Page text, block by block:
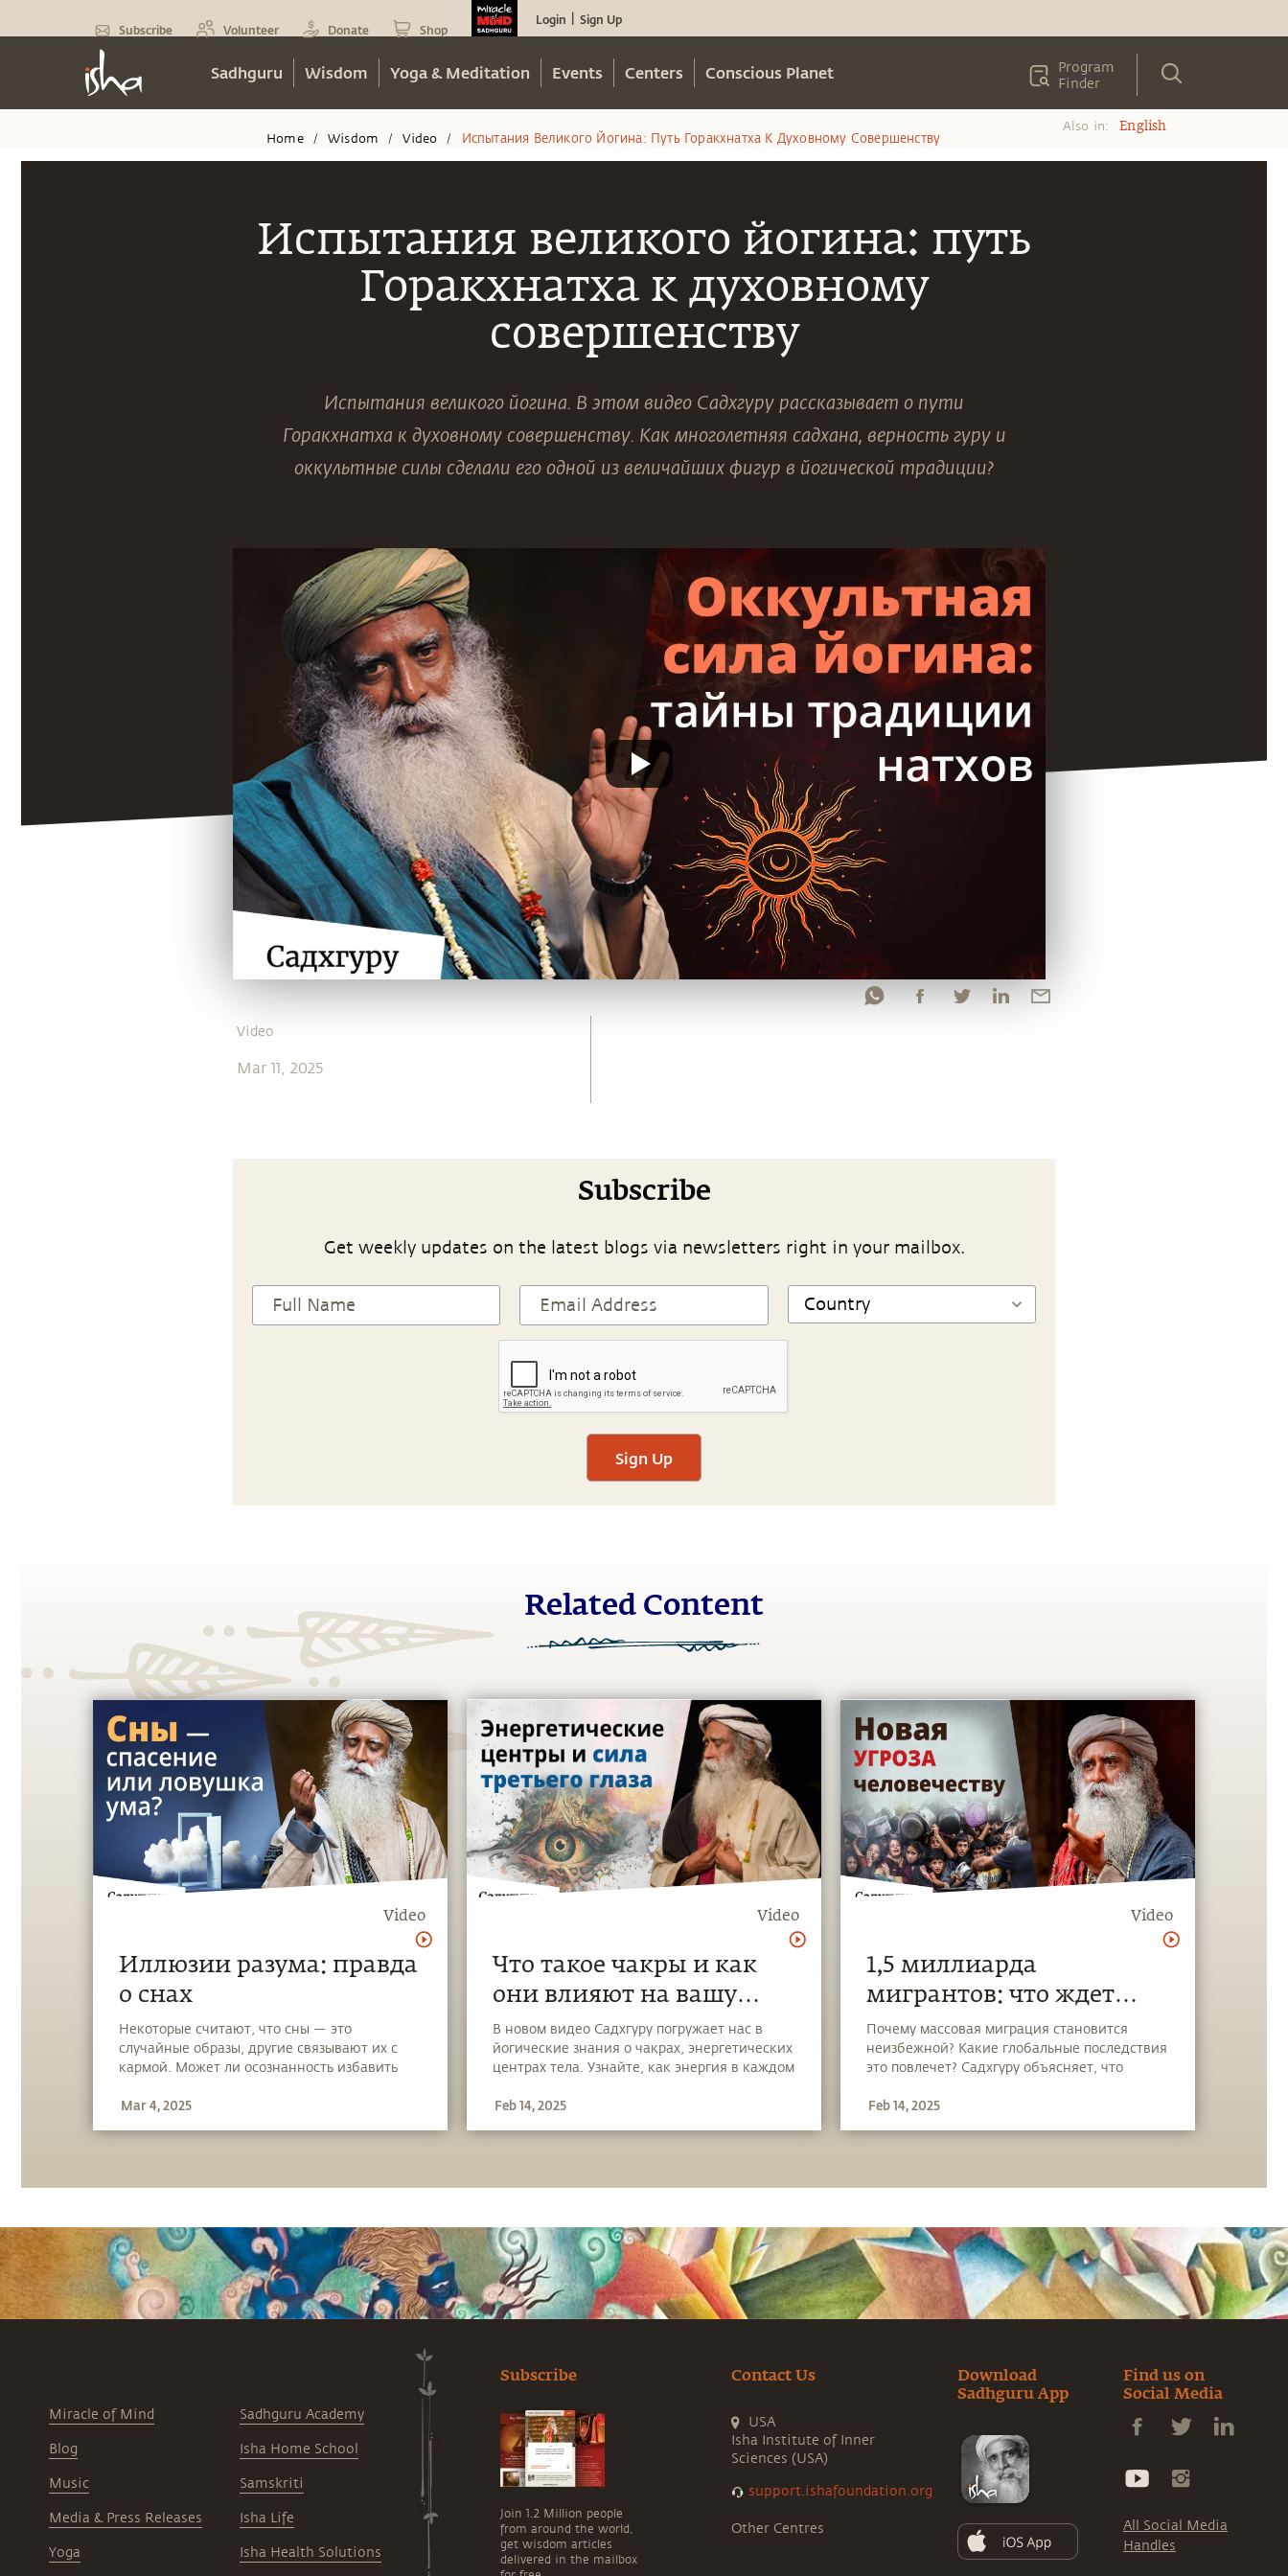
Subscribe Volunteer Donate Shop
Login Sign Up
Sadhguru Wisdom Yoga & Meditation Events Centers Conscious Planet
Program
Finder
Home / Wisdom / Video / Испытания Великого Йогина: Путь Горакхнатха К Духовному Совершенству
Also in: English
Испытания великого йогина: путь
Горакхнатха к духовному
совершенству
Испытания великого йогина. В этом видео Садхгуру рассказывает о пути
Горакхнатха к духовному совершенству. Как многолетняя садхана, верность гуру и
оккультные силы сделали его одной из величайших фигур в йогической традиции?
Video
Mar 11, 2025
Subscribe
Get weekly updates on the latest blogs via newsletters right in your mailbox.
Sign Up
Related Content
Video
Иллюзии разума: правда
о снах
Некоторые считают, что сны — это
случайные образы, другие связывают их с
кармой. Может ли осознанность избавить
— это часть нашей судьбы?
Mar 4, 2025
Video
Что такое чакры и как
они влияют на вашу
жизнь?
В новом видео Садхгуру погружает нас в
йогические знания о чакрах, энергетических
центрах тела. Узнайте, как энергия в каждом
внутренний покой и экстаз.
Feb 14, 2025
Video
1,5 миллиарда
мигрантов: что ждет
мир в ближайшее
десятилетие?
Почему массовая миграция становится
неизбежной? Какие глобальные последствия
это повлечет? Садхгуру объясняет, что
создании достойных условий жизни в
Feb 14, 2025
Miracle of Mind
Blog
Music
Media & Press Releases
Yoga
Sadhguru Academy
Isha Home School
Samskriti
Isha Life
Isha Health Solutions
Subscribe
Join 1.2 Million people
from around the world,
get wisdom articles
delivered in the mailbox
Contact Us
USA
Isha Institute of Inner
Sciences (USA)
support.ishafoundation.org
Other Centres
Download
Sadhguru App
Find us on
Social Media
All Social Media
Handles